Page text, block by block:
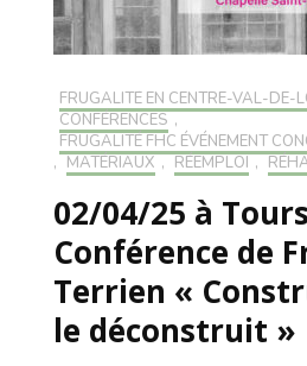
FRUGALITÉ EN CENTRE-VAL-DE-
CONFÉRENCES ,
FRUGALITÉ FHC ÉVÉNEMENT
, MATÉRIAUX , RÉEMPLOI ,
02/04/25 à
Conférence de
Terrien «
le déconstruit »